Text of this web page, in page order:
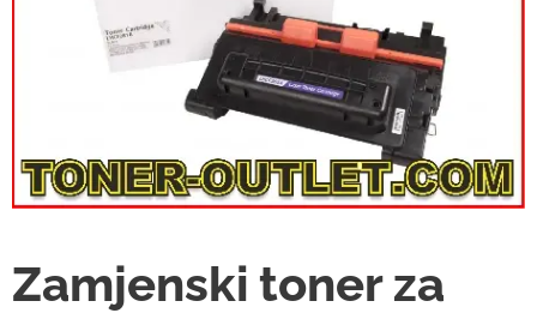
Zamjenski toner za